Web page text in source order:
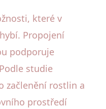
které v
Propojení
podporuje
studie
začlenění rostlin a
prostředí